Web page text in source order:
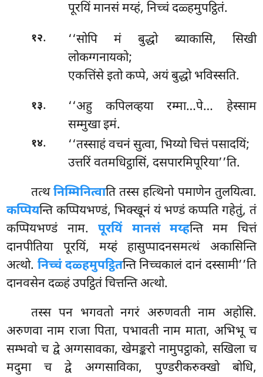
पूरयिं मानसं मय्हं, निच्चं दळ्हमुपट्ठितं.
१२.
‘‘सोपि मं बुद्धो ब्याकासि, सिखी
लोकग्गनायको;
एकत्तिंसे इतो कप्पे, अयं बुद्धो भविस्सति.
१३.
‘‘अहु कपिलव्हया रम्मा…पे… हेस्साम
सम्मुखा इमं.
१४.
‘‘तस्साहं वचनं सुत्वा, भिय्यो चित्तं पसादयिं;
उत्तरिं वतमधिट्ठासिं, दसपारमिपूरिया’’ति.
तत्थनिम्मिनित्वाति तस्स हत्थिनो पमाणेन तुलयित्वा.
कप्पियन्ति कप्पियभण्डं, भिक्खूनं यं भण्डं कप्पति गहेतुं, तं
कप्पियभण्डं नाम.पूरयिं मानसं मय्हन्ति मम चित्तं
दानपीतिया पूरयिं, मय्हं हासुप्पादनसमत्थं अकासिन्ति
अत्थो. निच्चं दळ्हमुपट्ठितन्ति निच्चकालं दानं दस्सामी’’ति
दानवसेन दळ्हं उपट्ठितं चित्तन्ति अत्थो.
तस्स पन भगवतो नगरं अरुणवती नाम अहोसि.
अरुणवा नाम राजा पिता, पभावती नाम माता, अभिभू च
सम्भवो च द्वे अग्गसावका, खेमङ्करो नामुपट्ठाको, सखिला च
मदुमा च द्वे अग्गसाविका, पुण्डरीकरुक्खो बोधि,